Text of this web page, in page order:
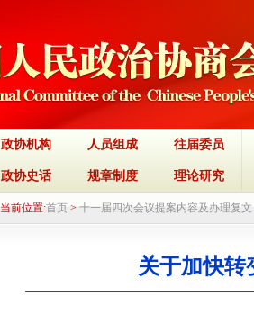
政协机构 人员组成 往届委员
政协史话 规章制度 理论研究
当前位置:首页 > 十一届四次会议提案内容及办理复文
关于加快转